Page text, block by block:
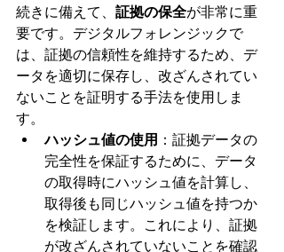
続きに備えて、 証拠の保全が非常に重
要です。デジタルフォレンジックで
は、証拠の信頼性を維持するため、デ
ータを適切に保存し、改ざんされてい
ないことを証明する手法を使用しま
す。
ハッシュ値の使用 ：証拠データの
完全性を保証するために、データ
の取得時にハッシュ値を計算し、
取得後も同じハッシュ値を持つか
を検証します。これにより、証拠
が改ざんされていないことを確認